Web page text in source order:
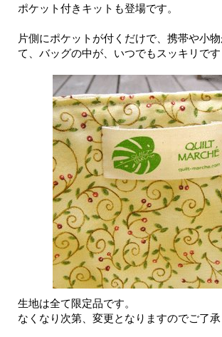
ポケット付きキットも登場です。
片側にポケットが付くだけで、携帯や小
て、バッグの中が、いつでもスッキリです
生地は全て限定品です。
なくなり次第、変更となりますのでご了承